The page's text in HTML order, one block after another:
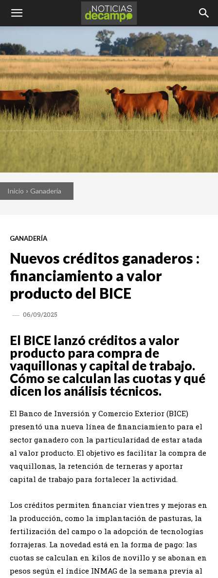
Inicio Ganadería
GANADERÍA
Nuevos créditos ganaderos :
financiamiento a valor
producto del BICE
06/09/2025
El BICE lanzó créditos a valor
producto para compra de
vaquillonas y capital de trabajo.
Cómo se calculan las cuotas y qué
dicen los análisis técnicos.
El Banco de Inversión y Comercio Exterior (BICE)
presentó una nueva línea de financiamiento para el
sector ganadero con la particularidad de estar atada
al valor producto. El objetivo es facilitar la compra de
vaquillonas, la retención de terneras y aportar
capital de trabajo para fortalecer la actividad.
Los créditos permiten financiar vientres y mejoras en
la producción, como la implantación de pasturas, la
fertilización del campo o la adopción de tecnologías
forrajeras. La novedad está en la forma de pago: las
cuotas se calculan en kilos de novillo y se abonan en
pesos según el índice INMAG de la semana previa al